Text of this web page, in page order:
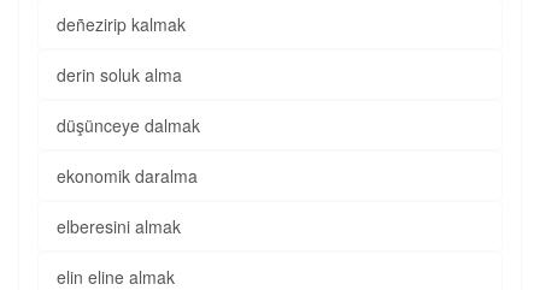
deñezirip kalmak
derin soluk alma
düşünceye dalmak
ekonomik daralma
elberesini almak
elin eline almak